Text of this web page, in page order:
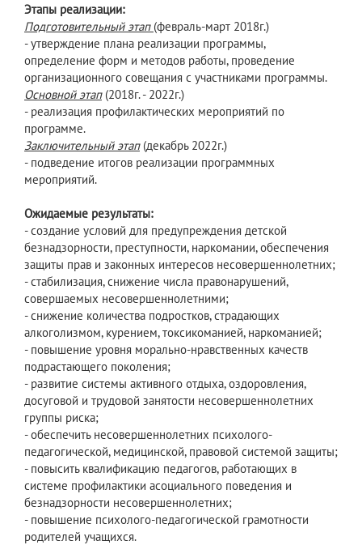
Этапы реализации:
Подготовительный этап (февраль-март 2018г.)
- утверждение плана реализации программы,
определение форм и методов работы, проведение
организационного совещания с участниками программы.
Основной этап (2018г. - 2022г.)
- реализация профилактических мероприятий по
программе.
Заключительный этап(декабрь 2022г.)
- подведение итогов реализации программных
мероприятий.
Ожидаемые результаты:
- создание условий для предупреждения детской
безнадзорности, преступности, наркомании, обеспечения
защиты прав и законных интересов несовершеннолетних;
- стабилизация, снижение числа правонарушений,
совершаемых несовершеннолетними;
- снижение количества подростков, страдающих
алкоголизмом, курением, токсикоманией, наркоманией;
- повышение уровня морально-нравственных качеств
подрастающего поколения;
- развитие системы активного отдыха, оздоровления,
досуговой и трудовой занятости несовершеннолетних
группы риска;
- обеспечить несовершеннолетних психолого-
педагогической, медицинской, правовой системой защиты;
- повысить квалификацию педагогов, работающих в
системе профилактики асоциального поведения и
безнадзорности несовершеннолетних;
- повышение психолого-педагогической грамотности
родителей учащихся.